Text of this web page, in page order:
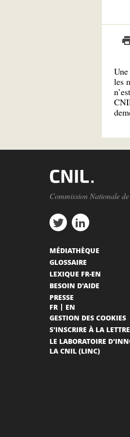
les
Commission Nationale
MÉDIATHÈQUE
GLOSSAIRE
LEXIQUE FR-EN
BESOIN D'AIDE
PRESSE
FR
EN
GESTION DES COOKIES
S'INSCRIRE À LA
LE LABORATOIRE
LA CNIL (LINC)